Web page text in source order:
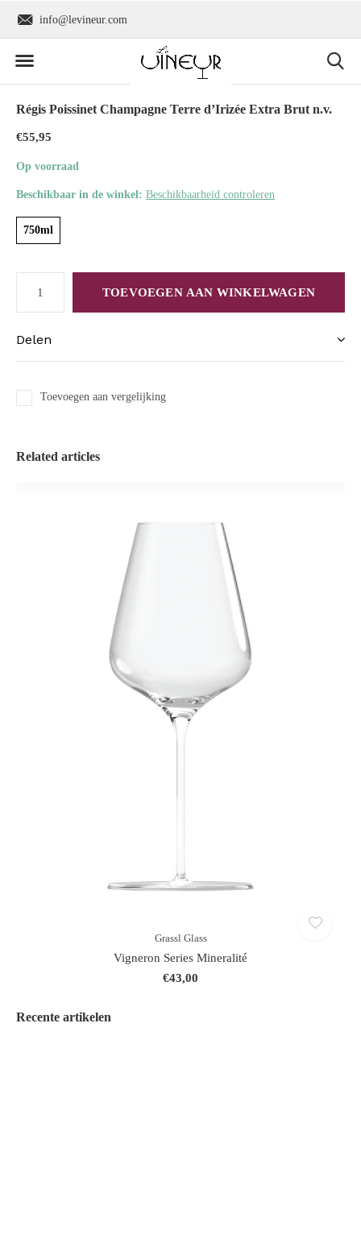
info@levineur.com
Régis Poissinet Champagne Terre d’Irizée Extra Brut n.v.
€55,95
Op voorraad
Beschikbaar in de winkel: Beschikbaarheid controleren
750ml
TOEVOEGEN AAN WINKELWAGEN
Delen
Toevoegen aan vergelijking
Related articles
Grassl Glass
Vigneron Series Mineralité
€43,00
Recente artikelen